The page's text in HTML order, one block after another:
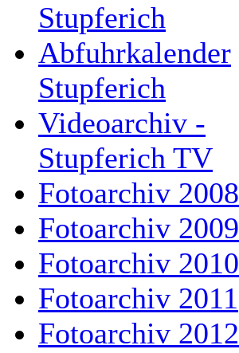
Stupferich
Abfuhrkalender
Stupferich
Videoarchiv -
Stupferich TV
Fotoarchiv 2008
Fotoarchiv 2009
Fotoarchiv 2010
Fotoarchiv 2011
Fotoarchiv 2012